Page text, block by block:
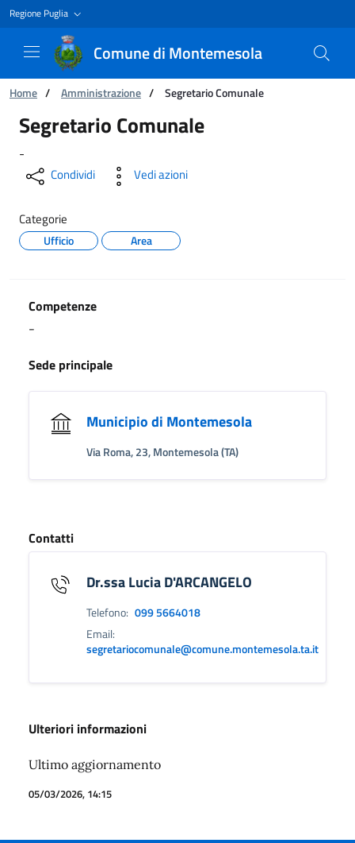
Regione Puglia
Comune di Montemesola
Ti trovi in:
Home / Amministrazione / Segretario Comunale
Segretario Comunale
Segretario Comunale
-
Condividi Vedi azioni
Categorie
Ufficio Area
Competenze
-
Sede principale
Municipio di Montemesola
Via Roma, 23, Montemesola (TA)
Contatti
Dr.ssa Lucia D'ARCANGELO
Telefono: 099 5664018
Email:
segretariocomunale@comune.montemesola.ta.it
Ulteriori informazioni
Ultimo aggiornamento
05/03/2026, 14:15